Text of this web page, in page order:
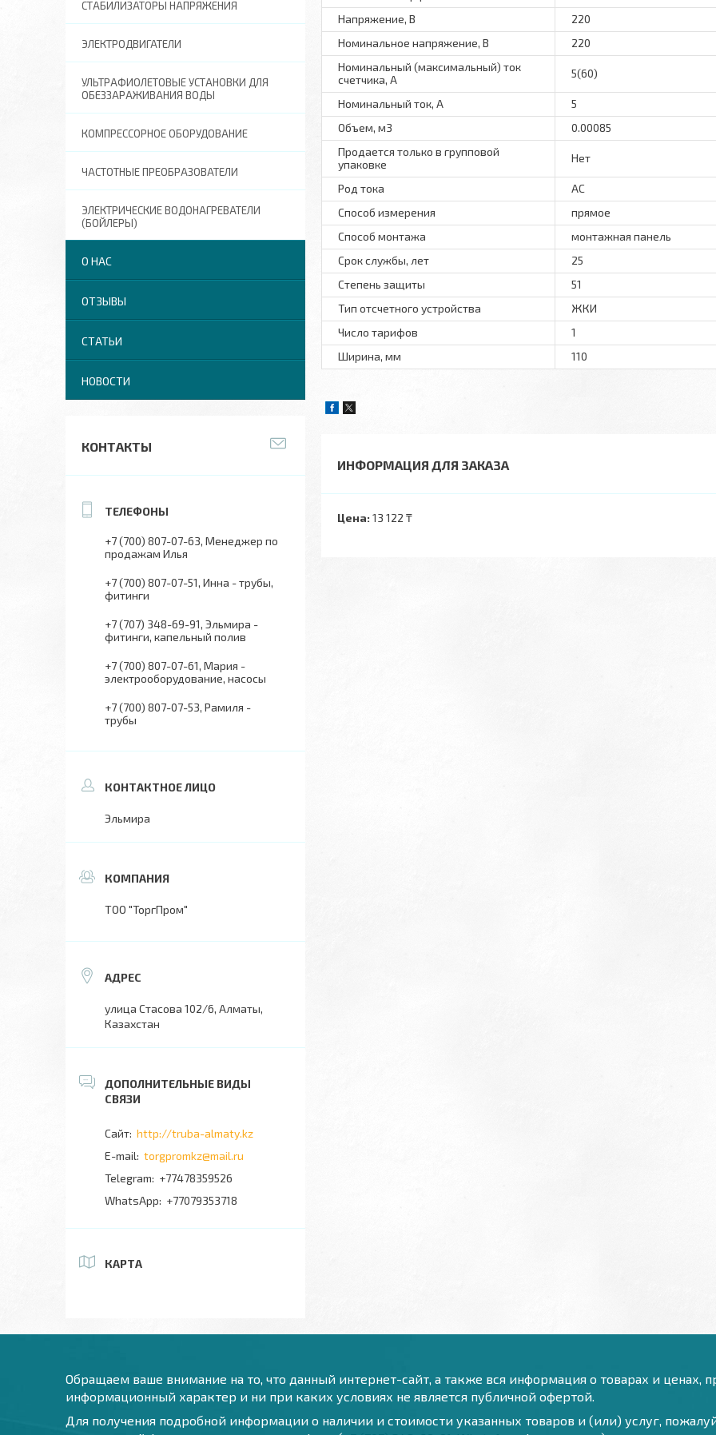
Напряжение, В
220
Номинальное напряжение, В
220
Номинальный (максимальный) ток
счетчика, А
5(60)
Номинальный ток, А
5
Объем, м3
0.00085
Продается только в групповой
упаковке
Нет
Род тока
AC
Способ измерения
прямое
Способ монтажа
монтажная панель
Срок службы, лет
25
Степень защиты
51
Тип отсчетного устройства
ЖКИ
Число тарифов
1
Ширина, мм
110
ИНФОРМАЦИЯ ДЛЯ ЗАКАЗА
Цена: 13 122 ₸
СТАБИЛИЗАТОРЫ НАПРЯЖЕНИЯ
ЭЛЕКТРОДВИГАТЕЛИ
УЛЬТРАФИОЛЕТОВЫЕ УСТАНОВКИ ДЛЯ
ОБЕЗЗАРАЖИВАНИЯ ВОДЫ
КОМПРЕССОРНОЕ ОБОРУДОВАНИЕ
ЧАСТОТНЫЕ ПРЕОБРАЗОВАТЕЛИ
ЭЛЕКТРИЧЕСКИЕ ВОДОНАГРЕВАТЕЛИ
(БОЙЛЕРЫ)
О НАС
ОТЗЫВЫ
СТАТЬИ
НОВОСТИ
КОНТАКТЫ
+7 (700) 807-07-63 Менеджер по
продажам Илья
+7 (700) 807-07-51 Инна - трубы,
фитинги
+7 (707) 348-69-91 Эльмира -
фитинги, капельный полив
+7 (700) 807-07-61 Мария -
электрооборудование, насосы
+7 (700) 807-07-53 Рамиля -
трубы
Эльмира
ТОО "ТоргПром"
улица Стасова 102/6, Алматы,
Казахстан
http://truba-almaty.kz
torgpromkz@mail.ru
+77478359526
+77079353718
КАРТА
Обращаем ваше внимание на то, что данный интернет-сайт, а также вся информация о товарах и ценах,
информационный характер и ни при каких условиях не является публичной офертой.
Для получения подробной информации о наличии и стоимости указанных товаров и (или) услуг,